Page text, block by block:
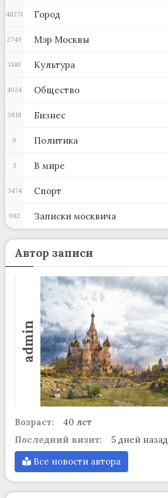
Город
48271
Мэр Москвы
2749
Культура
3140
Общество
4924
Бизнес
3818
Политика
0
В мире
3
Спорт
3474
Записки москвича
982
Автор записи
admin
Возраст:
40 лет
Последний визит:
5 дней назад
Все новости автора